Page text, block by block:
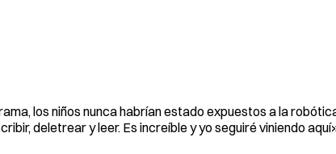
los niños nunca habrían estado expuestos a la
deletrear y leer. Es increíble y yo seguiré viniendo